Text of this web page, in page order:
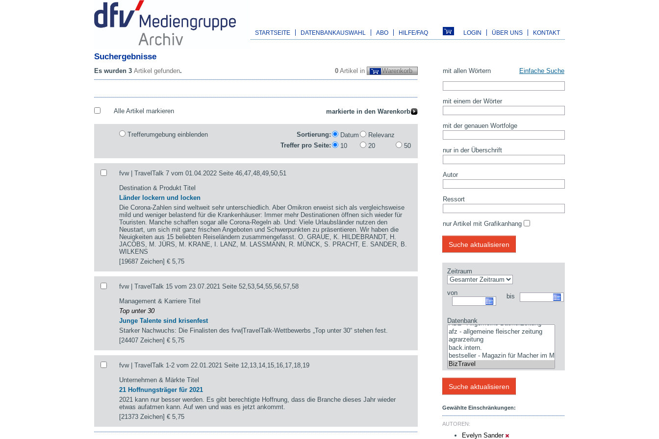
STARTSEITE DATENBANKAUSWAHL ABO HILFE/FAQ LOGIN ÜBER UNS KONTAKT
Suchergebnisse
0 Artikel in Warenkorb
Es wurden 3 Artikel gefunden.
Alle Artikel markieren
Trefferumgebung einblenden Sortierung: Datum
Relevanz
Treffer pro Seite:
10 20 50
fvw | TravelTalk 7 vom 01.04.2022 Seite 46,47,48,49,50,51
Destination & Produkt Titel
Länder lockern und locken
Die Corona-Zahlen sind weltweit sehr unterschiedlich. Aber Omikron erweist sich als vergleichsweise
mild und weniger belastend für die Krankenhäuser: Immer mehr Destinationen öffnen sich wieder für
Touristen. Manche schaffen sogar alle Corona-Regeln ab. Und: Viele Urlaubsländer nutzen den
Neustart, um sich mit ganz frischen Angeboten und Schwerpunkten zu präsentieren. Wir haben die
Neuigkeiten aus 15 beliebten Reiseländern zusammengefasst. O. GRAUE, K. HILDEBRANDT, H.
JACOBS, M. JÜRS, M. KRANE, I. LANZ, M. LASSMANN, R. MÜNCK, S. PRACHT, E. SANDER, B.
WILKENS
[19687 Zeichen]€ 5,75
fvw | TravelTalk 15 vom 23.07.2021 Seite 52,53,54,55,56,57,58
Management & Karriere Titel
Top unter 30
Junge Talente sind krisenfest
Starker Nachwuchs: Die Finalisten des fvw|TravelTalk-Wettbewerbs „Top unter 30“ stehen fest.
[24407 Zeichen]€ 5,75
fvw | TravelTalk 1-2 vom 22.01.2021 Seite 12,13,14,15,16,17,18,19
Unternehmen & Märkte Titel
21 Hoffnungsträger für 2021
2021 kann nur besser werden. Es gibt berechtigte Hoffnung, dass die Branche dieses Jahr wieder
etwas aufatmen kann. Auf wen und was es jetzt ankommt.
[21373 Zeichen]€ 5,75
mit allen Wörtern Einfache Suche
mit einem der Wörter
mit der genauen Wortfolge
nur in der Überschrift
Autor
Ressort
nur Artikel mit Grafikanhang
Zeitraum
von bis
Datenbank
Gewählte Einschränkungen:
AUTOREN:
Evelyn Sander